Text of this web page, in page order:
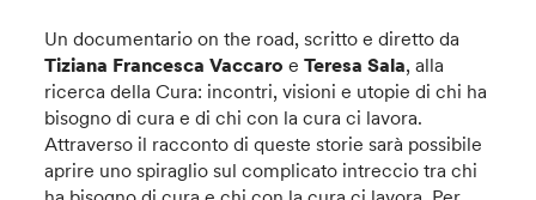
Un documentario on the road, scritto e diretto da
Tiziana Francesca Vaccaro eTeresa Sala, alla
ricerca della Cura: incontri, visioni e utopie di chi ha
bisogno di cura e di chi con la cura ci lavora.
Attraverso il racconto di queste storie sarà possibile
aprire uno spiraglio sul complicato intreccio tra chi